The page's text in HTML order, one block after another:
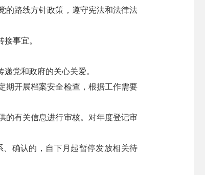
的路线方针政策，遵守宪法和法律法
事宜。
党和政府的关心关爱。
期开展档案安全检查，根据工作需要
的有关信息进行审核。对年度登记审
确认的，自下月起暂停发放相关待